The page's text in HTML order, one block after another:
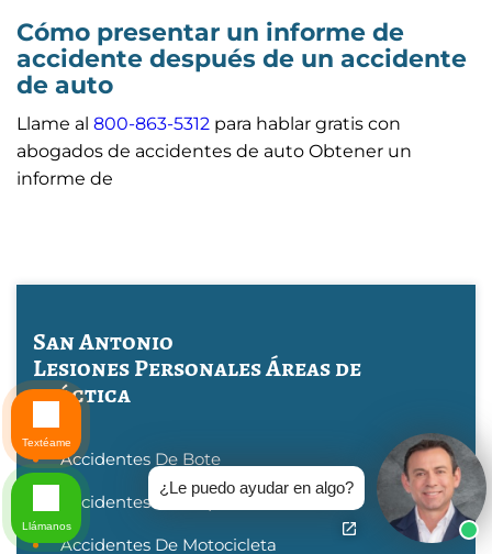
Cómo presentar un informe de
accidente después de un accidente
de auto
Llame al 800-863-5312 para hablar gratis con
abogados de accidentes de auto Obtener un
informe de
San Antonio
Lesiones PersonalesÁreas de
práctica
Accidentes De Bote
Accidentes De Esquí
Accidentes De Motocicleta
¿Le puedo ayudar en algo?
Textéame
Llámanos